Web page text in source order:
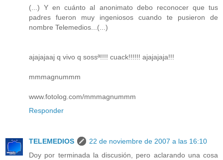
(...) Y en cuánto al anonimato debo reconocer que tus
padres fueron muy ingeniosos cuando te pusieron de
nombre Telemedios...(...)
ajajajaaj q vivo q sossª!!!! cuack!!!!!! ajajajaja!!!
mmmagnummm
www.fotolog.com/mmmagnummm
Responder
TELEMEDIOS
22 de noviembre de 2007 a las 16:10
Doy por terminada la discusión, pero aclarando una cosa